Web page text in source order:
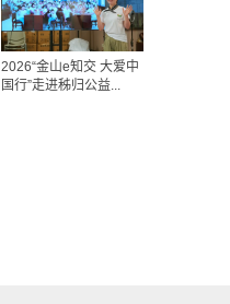
2026“金山e知交 大爱中
国行”走进秭归公益...